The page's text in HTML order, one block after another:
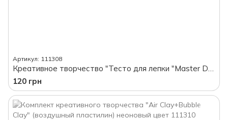
Артикул: 111308
Креативное творчество "Тесто для лепки "Master Do", 18 цветов
120 грн